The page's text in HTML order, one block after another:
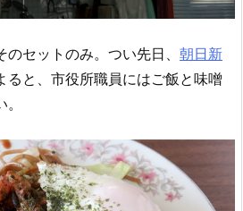
セットのみ。つい先日、 朝日新
ると、市役所職員にはご飯と味噌